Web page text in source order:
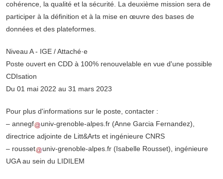
cohérence, la qualité et la sécurité. La deuxième mission sera de
participer à la définition et à la mise en œuvre des bases de
données et des plateformes.
Niveau A - IGE / Attaché·e
Poste ouvert en CDD à 100% renouvelable en vue d'une possible
CDIsation
Du 01 mai 2022 au 31 mars 2023
Pour plus d'informations sur le poste, contacter :
– annegf univ-grenoble-alpes.fr (Anne Garcia Fernandez),
directrice adjointe de Litt&Arts et ingénieure CNRS
– rousset univ-grenoble-alpes.fr (Isabelle Rousset), ingénieure
UGA au sein du LIDILEM